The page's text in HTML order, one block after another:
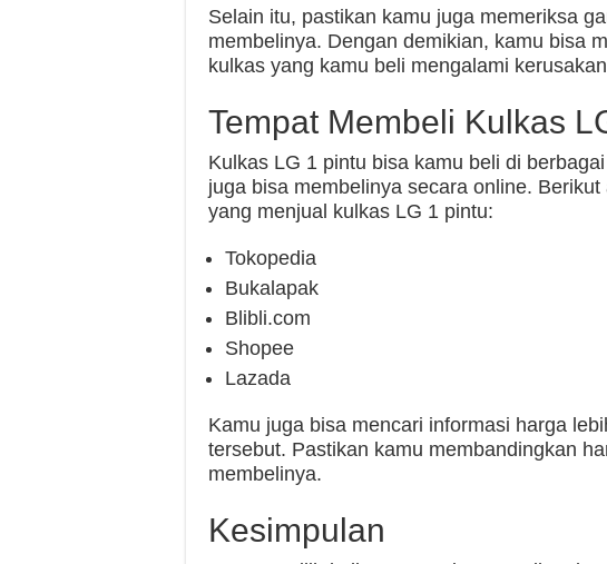
Selain itu, pastikan kamu juga memeriksa
membelinya. Dengan demikian, kamu bisa
kulkas yang kamu beli mengalami
Tempat Membeli Kulkas
Kulkas LG 1 pintu bisa kamu beli di
juga bisa membelinya secara online.
yang menjual kulkas LG 1 pintu:
Tokopedia
Bukalapak
Blibli.com
Shopee
Lazada
Kamu juga bisa mencari informasi harga
tersebut. Pastikan kamu membandingkan
membelinya.
Kesimpulan